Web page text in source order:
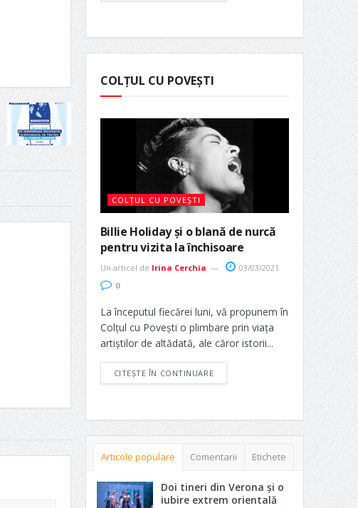
COLȚUL CU POVEȘTI
COLȚUL CU POVEȘTI
Billie Holiday și o blană de nurcă
pentru vizita la închisoare
Un articol de Irina Cerchia
03/03/2021
0
La începutul fiecărei luni, vă propunem în
Colțul cu Povești o plimbare prin viața
artiștilor de altădată, ale căror istorii...
CITEȘTE ÎN CONTINUARE
Articole populare Comentarii Etichete
Doi tineri din Verona și o
iubire extrem orientală